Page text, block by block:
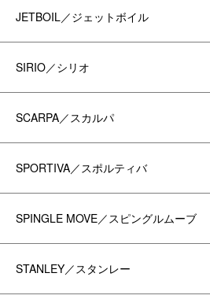
JETBOIL／ジェットボイル
SIRIO／シリオ
SCARPA／スカルパ
SPORTIVA／スポルティバ
SPINGLE MOVE／スピングルムーブ
STANLEY／スタンレー